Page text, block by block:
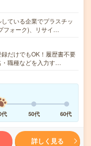
ている企業でプラスチッ
フォーク)、リサイ…
だけでもOK！履歴書不要
職種などを入力す…
代 50代 60代
詳しく見る